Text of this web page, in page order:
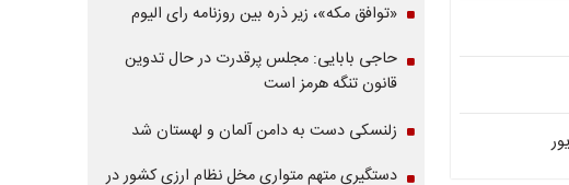
«توافق مکه»، زیر ذره بین روزنامه رای الیوم
حاجی بابایی: مجلس پرقدرت در حال تدوین
قانون تنگه هرمز است
زلنسکی دست به دامن آلمان و لهستان شد
دستگیری متهم متواری مخل نظام ارزی کشور در